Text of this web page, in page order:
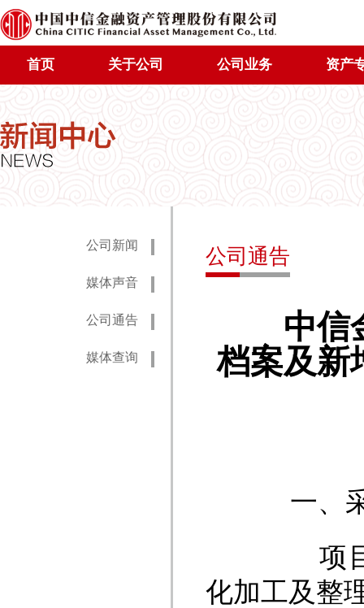
首页 关于公司 公司业务 资产
公司新闻
媒体声音
公司通告
媒体查询
公司通告
中信金
档案及新
一、采
项目名
化加工及整